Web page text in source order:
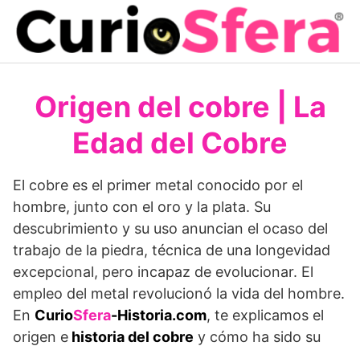
Saltar
contenido
Origen del cobre | La
Edad del Cobre
El cobre es el primer metal conocido por el
hombre, junto con el oro y la plata. Su
descubrimiento y su uso anuncian el ocaso del
trabajo de la piedra, técnica de una longevidad
excepcional, pero incapaz de evolucionar. El
empleo del metal revolucionó la vida del hombre.
En CurioSfera-Historia.com, te explicamos el
origen e historia del cobre y cómo ha sido su